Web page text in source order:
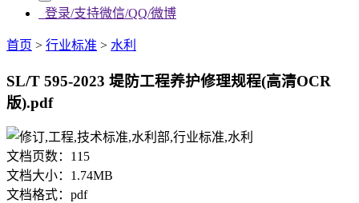
登录/支持微信/QQ/微博
首页 > 行业标准 > 水利
SL/T 595-2023 堤防工程养护修理规程(高清OCR
版).pdf
文档页数： 115
文档大小： 1.74MB
文档格式： pdf